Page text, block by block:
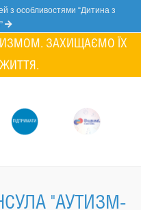
з особливостями “Дитина з
ЗАХИЩАЄМО ЇХ
ЖИТТЯ.
"АУТИЗМ-